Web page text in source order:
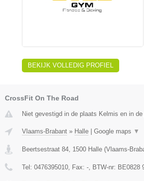
BEKIJK VOLLEDIG PROFIEL
CrossFit On The Road
Niet gevestigd in de plaats Kelmis en in
Vlaams-Brabant » Halle Google maps ▼
Beertsestraat 84, 1500 Halle (Vlaams-
Tel: 0476395010, Fax: -, BTW-nr: BE0828